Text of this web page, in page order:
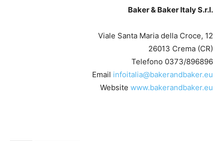
Baker & Baker Italy S.r.l.
Viale Santa Maria della Croce, 12
26013 Crema (CR)
Telefono 0373/896896
Email infoitalia@bakerandbaker.eu
Website www.bakerandbaker.eu